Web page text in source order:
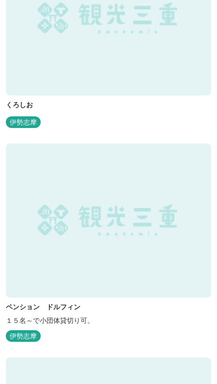
くろしお
伊勢志摩
ペンション ドルフィン
１５名～で小団体貸切り可。
伊勢志摩